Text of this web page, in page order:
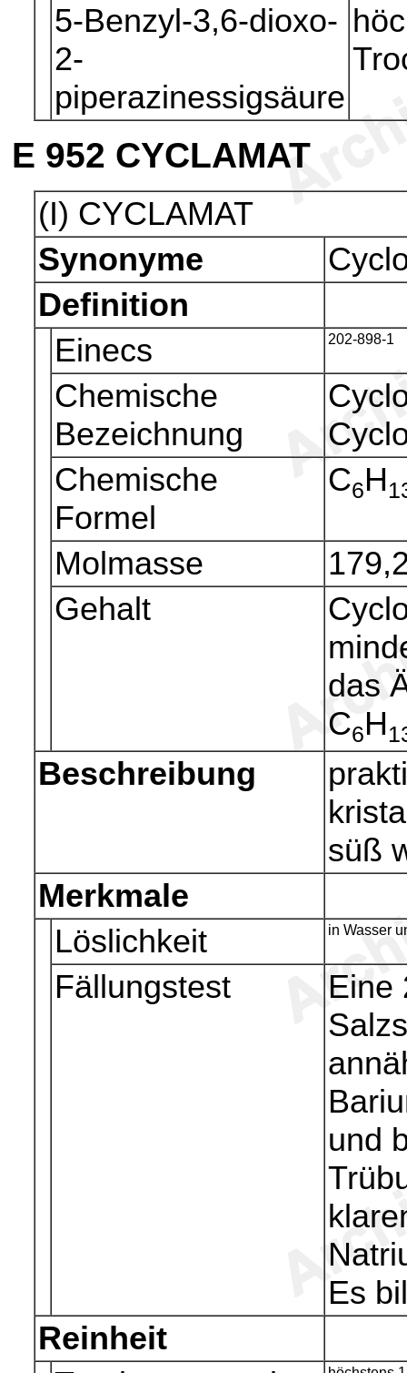
5-Benzyl-3,6-dioxo-
2-
piperazinessigsäure
E 952 CYCLAMAT
(I) CYCLAMAT
Synonyme
Definition
Einecs
202-898-1
Chemische
Bezeichnung
Chemische
Formel
C6H
Molmasse
Gehalt
das
C6H
Beschreibung
süß
Merkmale
Löslichkeit
in Wasser
Fällungstest
Eine
und
Es
Reinheit